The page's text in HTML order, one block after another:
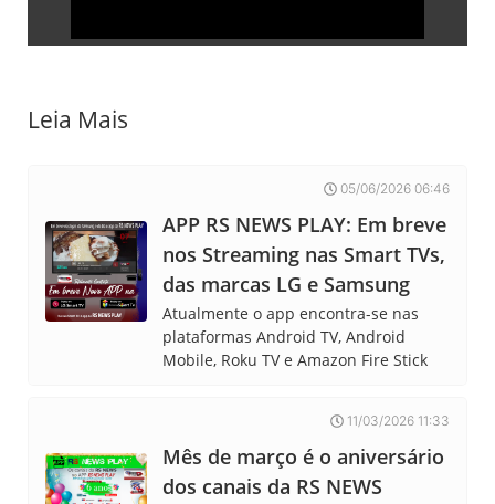
Leia Mais
05/06/2026 06:46
APP RS NEWS PLAY: Em breve
nos Streaming nas Smart TVs,
das marcas LG e Samsung
Atualmente o app encontra-se nas
plataformas Android TV, Android
Mobile, Roku TV e Amazon Fire Stick
11/03/2026 11:33
Mês de março é o aniversário
dos canais da RS NEWS